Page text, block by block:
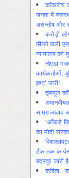
कॉकरोच
जनता में
असन्‍तोष और
करोड़ों
छीनने वाली
न्यायालय की
नोएडा
कार्यकर्ताओं,
हण्ट’ जारी!
तृणमूल
साम्राज्यवाद
“आँकड़े
का मोदी
टैंक तक
बदस्तूर जारी
कविता :